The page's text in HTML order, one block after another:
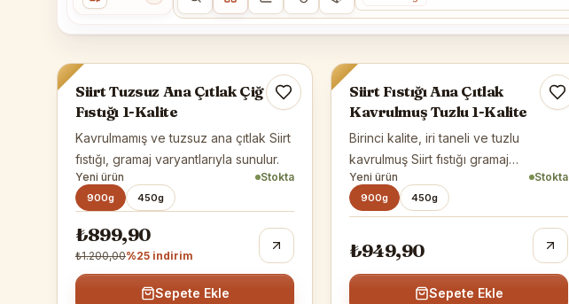
-%
Siirt Tuzsuz Ana Çıtlak Çiğ
Fıstığı 1-Kalite
Kavrulmamış ve tuzsuz ana çıtlak Siirt
fıstığı, gramaj varyantlarıyla sunulur.
Yeni ürün Stokta
900g 450g
₺899,90
₺1.200,00%25 indirim
Sepete Ekle
Siirt Fıstığı Ana Çıtlak
Kavrulmuş Tuzlu 1-Kalite
Birinci kalite, iri taneli ve tuzlu
kavrulmuş Siirt fıstığı gramaj
seçenekleriyle sunulur.
Yeni ürün Stokta
900g 450g
₺949,90
Sepete Ekle